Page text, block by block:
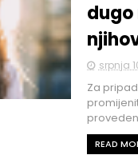
dugo
srpnja
Za
READ